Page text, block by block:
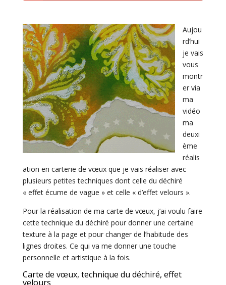
Aujou
rd’hui
je vais
vous
montr
er via
ma
vidéo
ma
deuxi
ème
réalis
ation en carterie de vœux que je vais réaliser avec
plusieurs petites techniques dont celle du déchiré
« effet écume de vague » et celle « d’effet velours ».
Pour la réalisation de ma carte de vœux, j’ai voulu faire
cette technique du déchiré pour donner une certaine
texture à la page et pour changer de l’habitude des
lignes droites. Ce qui va me donner une touche
personnelle et artistique à la fois.
Carte de vœux, technique du déchiré, effet
velours